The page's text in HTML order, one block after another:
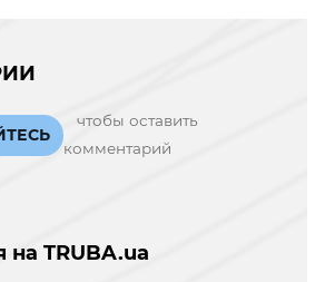
чтобы оставить
комментарий
на TRUBA.ua